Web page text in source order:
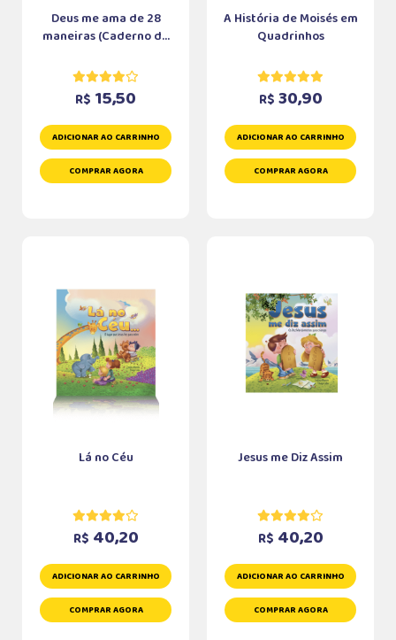
Deus me ama de 28
maneiras (Caderno d...
R$ 15,50
ADICIONAR AO CARRINHO
COMPRAR AGORA
A História de Moisés em
Quadrinhos
R$ 30,90
ADICIONAR AO CARRINHO
COMPRAR AGORA
Lá no Céu
R$ 40,20
ADICIONAR AO CARRINHO
COMPRAR AGORA
Jesus me Diz Assim
R$ 40,20
ADICIONAR AO CARRINHO
COMPRAR AGORA